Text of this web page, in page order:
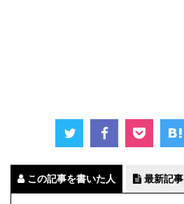
この記事を書いた人 最新記事